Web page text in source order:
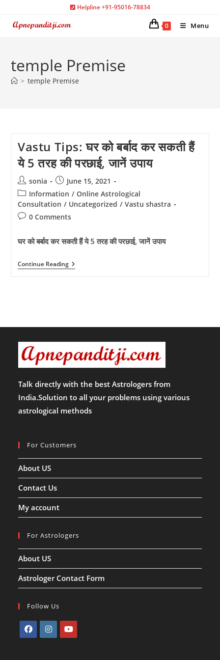
content
Helpline +91-95016-78834
0 Menu
temple Premise
> temple Premise
Vastu Tips: घर को बर्बाद कर सकती हैं
ये 5 तरह की परछाई, जानें उपाय
Post
author:
sonia
Post
published:
June 15, 2021
Post
category:
Information / Online Astrological
Consultation / Uncategorized / Vastu shastra
Post0 Comments
घर को बर्बाद कर सकती हैं ये 5 तरह की परछाई, जानें उपाय
Continue ReadingVastu
Tips:
ये
तरह
की
परछाई,
जानें
Talk directly with the best Astrologers from
India.Solution to all your problems using various
astrological methods
For Customers
About US
Contact Us
My account
For Astrologers
About US
Astrologer Contact Form
Follow Us